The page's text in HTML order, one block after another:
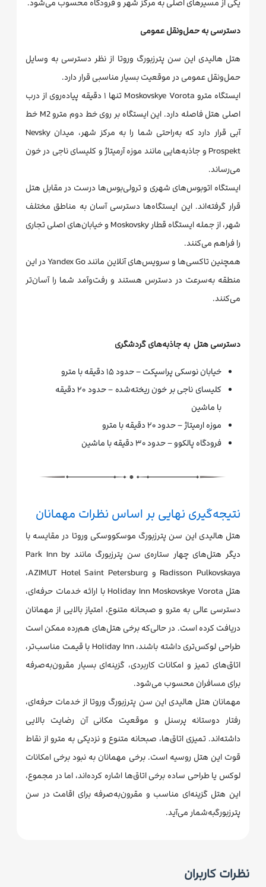
یکی از مسیرهای اصلی به مرکز شهر و فرودگاه محسوب می‌شود.
دسترسی به حمل‌ونقل عمومی
هتل هالیدی این سن پترزبورگ وروتا از نظر دسترسی به وسایل
حمل‌ونقل عمومی در موقعیت بسیار مناسبی قرار دارد.
ایستگاه مترو Moskovskye Vorota تنها ۱ دقیقه پیاده‌روی از درب
اصلی هتل فاصله دارد. این ایستگاه بر روی خط دوم مترو M2 خط
آبی قرار دارد که به‌راحتی شما را به مرکز شهر، میدان Nevsky
Prospekt و جاذبه‌هایی مانند موزه آرمیتاژ و کلیسای ناجی در خون
می‌رساند.
ایستگاه اتوبوس‌های شهری و ترولی‌بوس‌ها درست در مقابل هتل
قرار گرفته‌اند. این ایستگاه‌ها دسترسی آسان به مناطق مختلف
شهر، از جمله ایستگاه قطار Moskovsky و خیابان‌های اصلی تجاری
را فراهم می‌کنند.
همچنین تاکسی‌ها و سرویس‌های آنلاین مانند Yandex Go در این
منطقه به‌سرعت در دسترس هستند و رفت‌وآمد شما را آسان‌تر
می‌کنند.
دسترسی هتل به جاذبه‌های گردشگری
خیابان نوسکی پراسپکت – حدود ۱۵ دقیقه با مترو
کلیسای ناجی بر خون ریخته‌شده – حدود ۲۰ دقیقه
با ماشین
موزه ارمیتاژ – حدود ۲۰ دقیقه با مترو
فرودگاه پالکوو – حدود ۳۰ دقیقه با ماشین
نتیجه‌گیری نهایی بر اساس نظرات مهمانان
هتل هالیدی این سن پترزبورگ موسکووسکی وروتا در مقایسه با
دیگر هتل‌های چهار ستاره‌ی سن پترزبورگ مانند Park Inn by
Radisson Pulkovskaya و AZIMUT Hotel Saint Petersburg،
هتل Holiday Inn Moskovskye Vorota با ارائه‌ خدمات حرفه‌ای،
دسترسی عالی به مترو و صبحانه متنوع، امتیاز بالایی از مهمانان
دریافت کرده است. در حالی‌که برخی هتل‌های هم‌رده ممکن است
طراحی لوکس‌تری داشته باشند، Holiday Inn با قیمت مناسب‌تر،
اتاق‌های تمیز و امکانات کاربردی، گزینه‌ای بسیار مقرون‌به‌صرفه
برای مسافران محسوب می‌شود.
مهمانان هتل هالیدی این سن پترزبورگ وروتا از خدمات حرفه‌ای،
رفتار دوستانه پرسنل و موقعیت مکانی آن رضایت بالایی
داشته‌اند. تمیزی اتاق‌ها، صبحانه متنوع و نزدیکی به مترو از نقاط
قوت این هتل روسیه است. برخی مهمانان به نبود برخی امکانات
لوکس یا طراحی ساده برخی اتاق‌ها اشاره کرده‌اند، اما در مجموع،
این هتل گزینه‌ای مناسب و مقرون‌به‌صرفه برای اقامت در سن
پترزبورگبه‌شمار می‌آید.
نظرات کاربران